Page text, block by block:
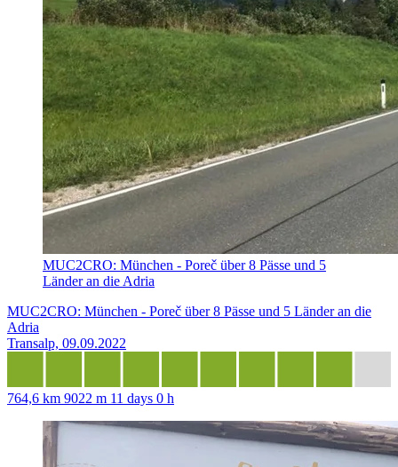
MUC2CRO: München - Poreč über 8 Pässe und 5
Länder an die Adria
MUC2CRO: München - Poreč über 8 Pässe und 5 Länder an die
Adria
Transalp, 09.09.2022
764,6 km 9022 m 11 days 0 h